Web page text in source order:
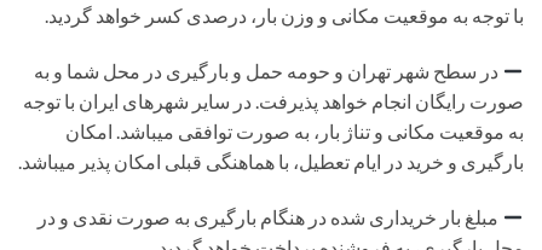
با توجه به موقعیت مکانی و وزن بار، درصدی کسر خواهد گردید.
در سطح شهر تهران و حومه حمل و بارگیری در محل شما و به
صورت رایگان انجام خواهد پذیرفت. در سایر شهرهای ایران با توجه
به موقعیت مکانی و تناژ بار، به صورت توافقی میباشد. امکان
بارگیری و خرید در ایام تعطیل، با هماهنگی قبلی امکان پذیر میباشد.
مبلغ بار خریداری شده در هنگام بارگیری به صورت نقدی و در